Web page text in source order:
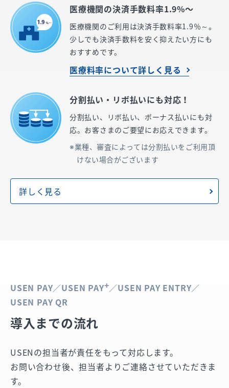
医療機関の決済手数料率1.9%〜
医療機関のご利用は決済手数料率1.9％～。
少しでも決済手数料を安く抑えたい方にも
おすすめです。
医療料率について詳しく見る
分割払い・リボ払いにも対応！
分割払い、リボ払い、ボーナス払いにも対
応。お客さまのご要望にお応えできます。
業種、審査によっては分割払いをご利用頂
けない場合がございます
詳しく見る
USEN PAY／USEN PAY+／USEN PAY ENTRY／
USEN PAY QR
導入までの流れ
USENの担当者が責任をもって対応します。
お問い合わせ後、担当者よりご連絡させていただきま
す。